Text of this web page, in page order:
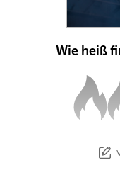
Wie heiß